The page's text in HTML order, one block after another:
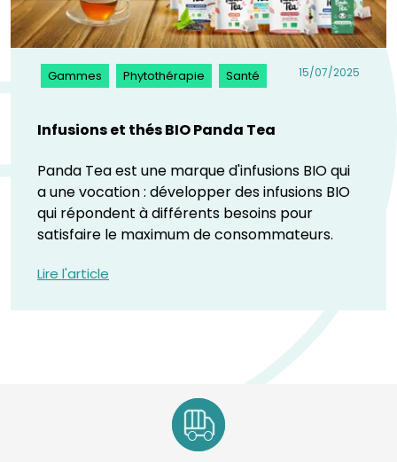
15/07/2025
Gammes Phytothérapie Santé
Infusions et thés BIO Panda Tea
Panda Tea est une marque d'infusions BIO qui
a une vocation : développer des infusions BIO
qui répondent à différents besoins pour
satisfaire le maximum de consommateurs.
Lire l'article